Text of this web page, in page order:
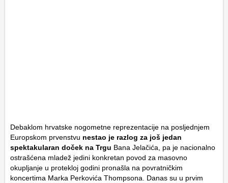
Debaklom hrvatske nogometne reprezentacije na posljednjem
Europskom prvenstvu nestao je razlog za još jedan
spektakularan doček na Trgu Bana Jelačića, pa je nacionalno
ostrašćena mladež jedini konkretan povod za masovno
okupljanje u protekloj godini pronašla na povratničkim
koncertima Marka Perkovića Thompsona. Danas su u prvim